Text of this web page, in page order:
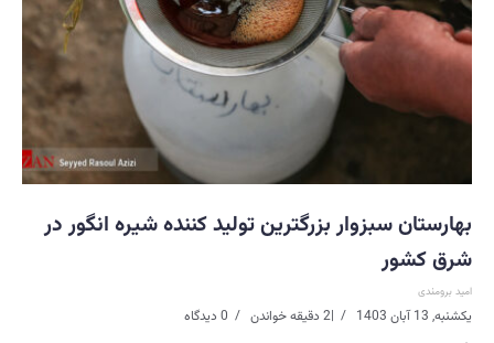
بهارستان سبزوار بزرگترین تولید کننده شیره انگور در
شرق کشور
امید برومندی
یکشنبه, 13 آبان 1403 |2 دقیقه خواندن 0 دیدگاه